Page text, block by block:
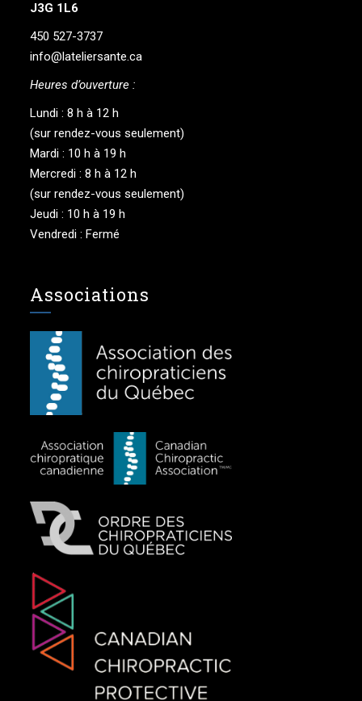
J3G 1L6
450 527-3737
info@lateliersante.ca
Heures d’ouverture :
Lundi : 8 h à 12 h
(sur rendez-vous seulement)
Mardi : 10 h à 19 h
Mercredi : 8 h à 12 h
(sur rendez-vous seulement)
Jeudi : 10 h à 19 h
Vendredi : Fermé
Associations